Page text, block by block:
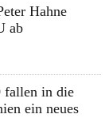
Hahne
ab
fallen in die
ein neues